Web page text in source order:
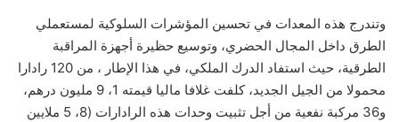
وتندرج هذه المعدات في تحسين المؤشرات السلوكية لمستعملي
الطرق داخل المجال الحضري، وتوسيع حظيرة أجهزة المراقبة
الطرقية، حيث استفاد الدرك الملكي، في هذا الإطار ، من 120 رادارا
محمولا من الجيل الجديد، كلفت غلافا ماليا قيمته 1، 9 مليون درهم،
و36 مركبة نفعية من أجل تثبيت وحدات هذه الرادارات (8، 5 ملايين